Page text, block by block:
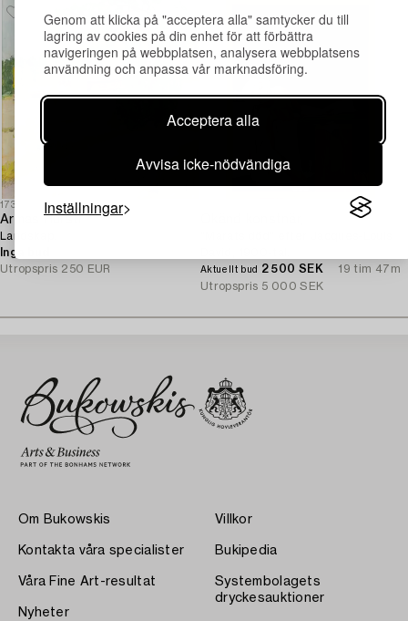
Genom att klicka på "acceptera alla" samtycker du till
lagring av cookies på din enhet för att förbättra
navigeringen på webbplatsen, analysera webbplatsens
användning och anpassa vår marknadsföring.
Acceptera alla
Avvisa icke-nödvändiga
Inställningar
1732169
Armas Hursti
Landskap.
Inga bud
Utropspris 250 EUR Aktuellt bud 2 500 SEK
19 tim 47m
Utropspris 5 000 SEK
Om Bukowskis
Kontakta våra specialister
Våra Fine Art-resultat
Nyheter
Villkor
Bukipedia
Systembolagets
dryckesauktioner